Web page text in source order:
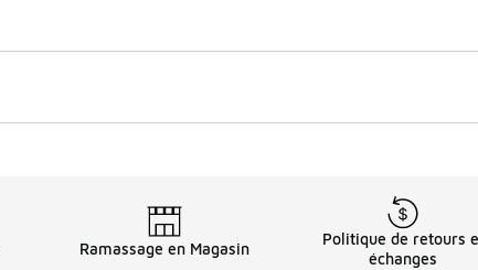
Ramassage en Magasin
Politique de retours
échanges